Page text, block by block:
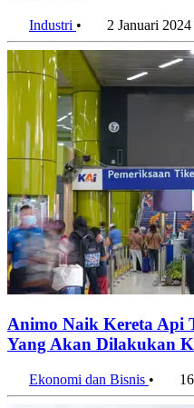
Industri • 2 Januari 2024
Animo Naik Kereta Api
Yang Akan Dilakukan
Ekonomi dan Bisnis •